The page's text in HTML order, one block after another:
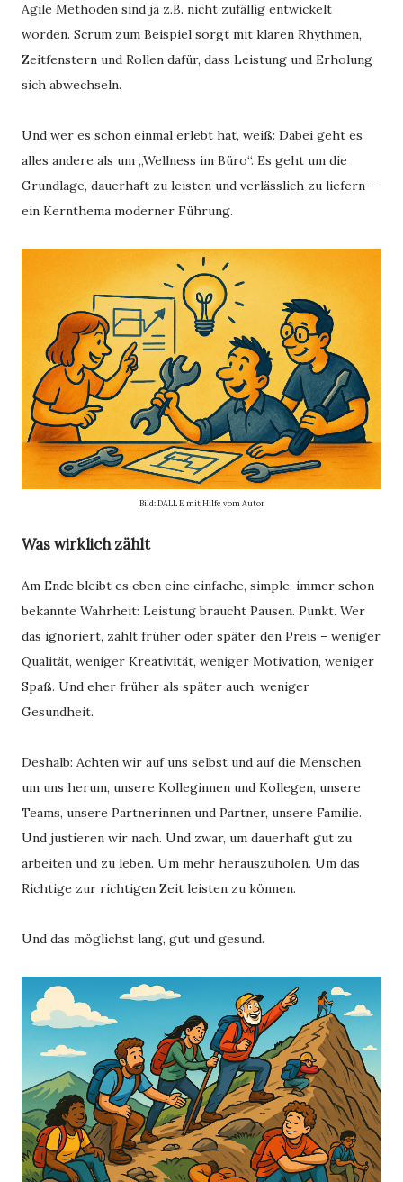
Agile Methoden sind ja z.B. nicht zufällig entwickelt
worden. Scrum zum Beispiel sorgt mit klaren Rhythmen,
Zeitfenstern und Rollen dafür, dass Leistung und Erholung
sich abwechseln.
Und wer es schon einmal erlebt hat, weiß: Dabei geht es
alles andere als um „Wellness im Büro“. Es geht um die
Grundlage, dauerhaft zu leisten und verlässlich zu liefern –
ein Kernthema moderner Führung.
Bild: DALL E mit Hilfe vom Autor
Was wirklich zählt
Am Ende bleibt es eben eine einfache, simple, immer schon
bekannte Wahrheit: Leistung braucht Pausen. Punkt. Wer
das ignoriert, zahlt früher oder später den Preis – weniger
Qualität, weniger Kreativität, weniger Motivation, weniger
Spaß. Und eher früher als später auch: weniger
Gesundheit.
Deshalb: Achten wir auf uns selbst und auf die Menschen
um uns herum, unsere Kolleginnen und Kollegen, unsere
Teams, unsere Partnerinnen und Partner, unsere Familie.
Und justieren wir nach. Und zwar, um dauerhaft gut zu
arbeiten und zu leben. Um mehr herauszuholen. Um das
Richtige zur richtigen Zeit leisten zu können.
Und das möglichst lang, gut und gesund.